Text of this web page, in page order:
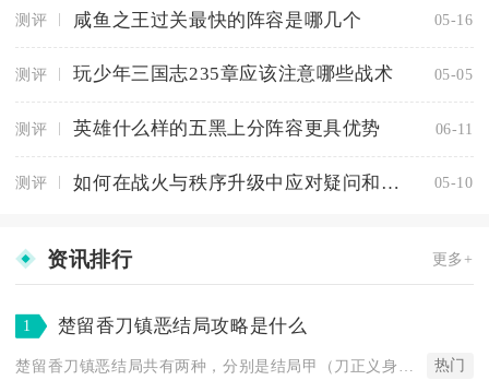
测评 咸鱼之王过关最快的阵容是哪几个 05-16
测评 玩少年三国志235章应该注意哪些战术 05-05
测评 英雄什么样的五黑上分阵容更具优势 06-11
测评 如何在战火与秩序升级中应对疑问和质疑 05-10
资讯排行 更多+
1 楚留香刀镇恶结局攻略是什么
热门